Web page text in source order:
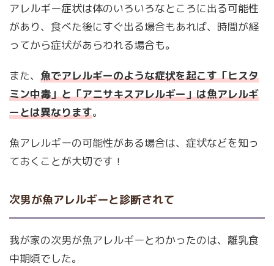
アレルギー症状は体のいろいろなところに出る可能性
があり、食べた後にすぐ出る場合もあれば、時間が経
ってから症状があらわれる場合も。
また、 魚でアレルギーのような症状を起こす「ヒスタ
ミン中毒」と「アニサキスアレルギー」は魚アレルギ
ーとは異なります。
魚アレルギーの可能性がある場合は、症状などを知っ
ておくことが大切です！
次男が魚アレルギーと診断されて
我が家の次男が魚アレルギーとわかったのは、離乳食
中期頃でした。